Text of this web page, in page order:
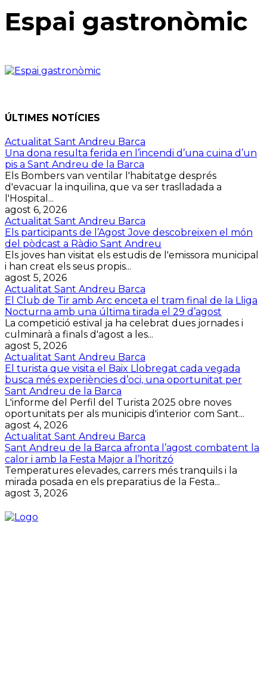
Espai gastronòmic
ÚLTIMES NOTÍCIES
Actualitat Sant Andreu Barca
Una dona resulta ferida en l’incendi d’una cuina d’un
pis a Sant Andreu de la Barca
Els Bombers van ventilar l'habitatge després
d'evacuar la inquilina, que va ser traslladada a
l'Hospital...
agost 6, 2026
Actualitat Sant Andreu Barca
Els participants de l’Agost Jove descobreixen el món
del pòdcast a Ràdio Sant Andreu
Els joves han visitat els estudis de l'emissora municipal
i han creat els seus propis...
agost 5, 2026
Actualitat Sant Andreu Barca
El Club de Tir amb Arc enceta el tram final de la Lliga
Nocturna amb una última tirada el 29 d’agost
La competició estival ja ha celebrat dues jornades i
culminarà a finals d'agost a les...
agost 5, 2026
Actualitat Sant Andreu Barca
El turista que visita el Baix Llobregat cada vegada
busca més experiències d’oci, una oportunitat per
Sant Andreu de la Barca
L'informe del Perfil del Turista 2025 obre noves
oportunitats per als municipis d'interior com Sant...
agost 4, 2026
Actualitat Sant Andreu Barca
Sant Andreu de la Barca afronta l’agost combatent la
calor i amb la Festa Major a l’horitzó
Temperatures elevades, carrers més tranquils i la
mirada posada en els preparatius de la Festa...
agost 3, 2026